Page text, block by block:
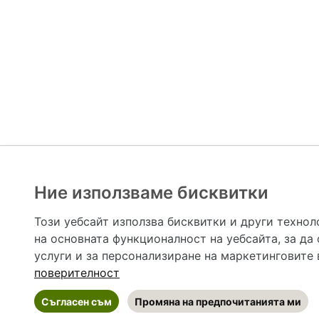
предназначена да служи само и единствено за
допълване на данните и за коригиране на
Ние използваме бисквитки
Този уебсайт използва бисквитки и други
на основната функционалност на уебсайта, за да
услуги и за персонализиране на
поверителност
Съгласен съм Промяна на предпочитанията ми